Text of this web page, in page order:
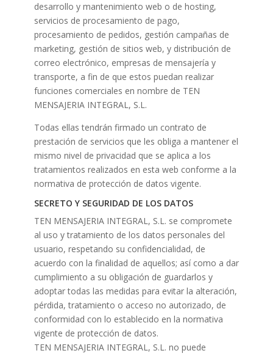
desarrollo y mantenimiento web o de hosting,
servicios de procesamiento de pago,
procesamiento de pedidos, gestión campañas de
marketing, gestión de sitios web, y distribución de
correo electrónico, empresas de mensajería y
transporte, a fin de que estos puedan realizar
funciones comerciales en nombre de TEN
MENSAJERIA INTEGRAL, S.L.
Todas ellas tendrán firmado un contrato de
prestación de servicios que les obliga a mantener el
mismo nivel de privacidad que se aplica a los
tratamientos realizados en esta web conforme a la
normativa de protección de datos vigente.
SECRETO Y SEGURIDAD DE LOS DATOS
TEN MENSAJERIA INTEGRAL, S.L. se compromete
al uso y tratamiento de los datos personales del
usuario, respetando su confidencialidad, de
acuerdo con la finalidad de aquellos; así como a dar
cumplimiento a su obligación de guardarlos y
adoptar todas las medidas para evitar la alteración,
pérdida, tratamiento o acceso no autorizado, de
conformidad con lo establecido en la normativa
vigente de protección de datos.
TEN MENSAJERIA INTEGRAL, S.L. no puede